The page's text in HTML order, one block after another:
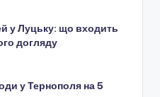
у Луцьку: що входить
догляду
у Тернополя на 5